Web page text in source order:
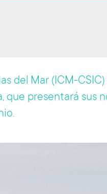
del Mar (ICM-
que presentará sus